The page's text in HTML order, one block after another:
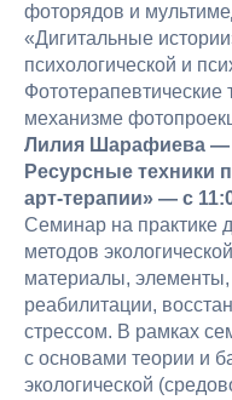
фоторядов и
«Дигитальные
психологической и
Фототерапевтические
механизме
Лилия Шарафиева —
Ресурсные техники
арт-терапии» — с
Семинар на практике
методов
материалы,
реабилитации,
стрессом. В рамках
с основами теории и
экологической